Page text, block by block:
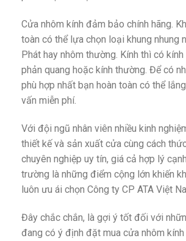
Cửa nhôm kính đảm bảo chính hãng.
toàn có thể lựa chọn loại khung nhung
Phát hay nhôm thường. Kính thì có
phản quang hoặc kính thường. Để có
phù hợp nhất bạn hoàn toàn có thể
vấn miễn phí.
Với đội ngũ nhân viên nhiều kinh
thiết kế và sản xuất cửa cùng cách
chuyên nghiệp uy tín, giá cả hợp lý
trường là những điểm cộng lớn khiến
luôn ưu ái chọn Công ty CP ATA Việt
Đây chắc chắn, là gợi ý tốt đối với
đang có ý định đặt mua cửa nhôm kính